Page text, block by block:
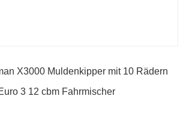
X3000 Muldenkipper mit 10 Rädern
3 12 cbm Fahrmischer